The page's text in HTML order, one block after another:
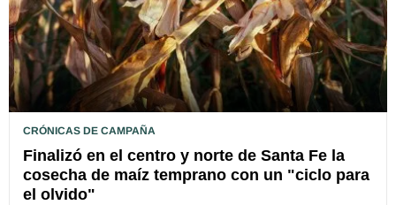
CRÓNICAS DE CAMPAÑA
Finalizó en el centro y norte de Santa Fe la
cosecha de maíz temprano con un "ciclo para
el olvido"